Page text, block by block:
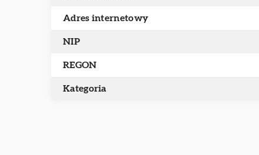
Adres internetowy
NIP
REGON
Kategoria